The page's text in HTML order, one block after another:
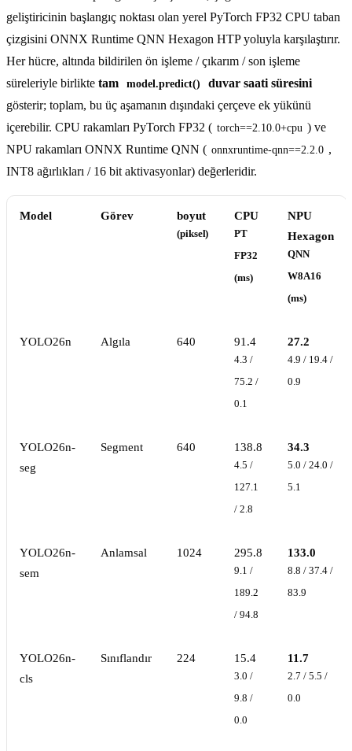
geliştiricinin başlangıç noktası olan yerel PyTorch FP32 CPU taban
çizgisini ONNX Runtime QNN Hexagon HTP yoluyla karşılaştırır.
Her hücre, altında bildirilen ön işleme / çıkarım / son işleme
süreleriyle birlikte tam model.predict()
duvar saati süresini
gösterir; toplam, bu üç aşamanın dışındaki çerçeve ek yükünü
içerebilir. CPU rakamları PyTorch FP32 ( torch==2.10.0+cpu ) ve
NPU rakamları ONNX Runtime QNN ( onnxruntime-qnn==2.2.0 ,
INT8 ağırlıkları / 16 bit aktivasyonlar) değerleridir.
Model Görev boyut
(piksel)
CPU
PT
FP32
(ms)
NPU
Hexagon
QNN
W8A16
(ms)
YOLO26n Algıla 640 91.4
4.3 /
75.2 /
0.1
27.2
4.9 / 19.4 /
0.9
YOLO26n-
seg
Segment 640 138.8
4.5 /
127.1
/ 2.8
34.3
5.0 / 24.0 /
5.1
YOLO26n-
sem
Anlamsal 1024 295.8
9.1 /
189.2
/ 94.8
133.0
8.8 / 37.4 /
83.9
YOLO26n-
cls
Sınıflandır 224 15.4
3.0 /
9.8 /
0.0
11.7
2.7 / 5.5 /
0.0